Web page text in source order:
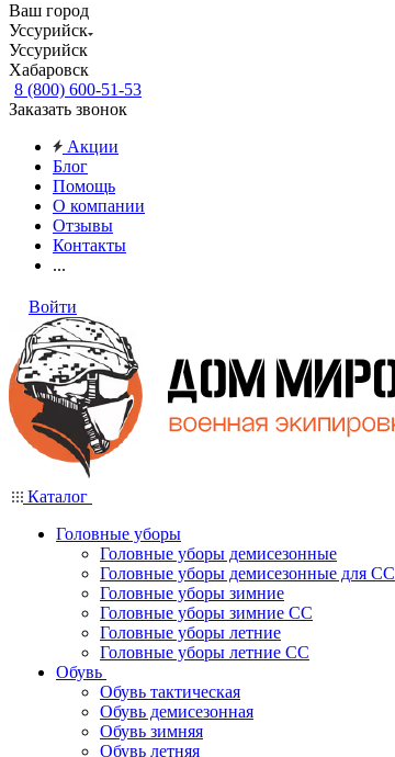
Ваш город
Уссурийск
Уссурийск
Хабаровск
8 (800) 600-51-53
Заказать звонок
Акции
Блог
Помощь
О компании
Отзывы
Контакты
...
Войти
Каталог
Головные уборы
Головные уборы демисезонные
Головные уборы демисезонные для СС
Головные уборы зимние
Головные уборы зимние СС
Головные уборы летние
Головные уборы летние СС
Обувь
Обувь тактическая
Обувь демисезонная
Обувь зимняя
Обувь летняя